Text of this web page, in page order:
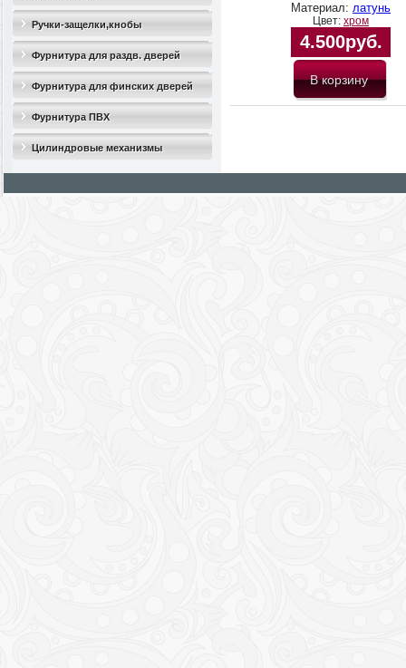
Ручки-защелки,кнобы
Фурнитура для раздв. дверей
Фурнитура для финских дверей
Фурнитура ПВХ
Цилиндровые механизмы
Материал: латунь
Цвет: хром
4.500руб.